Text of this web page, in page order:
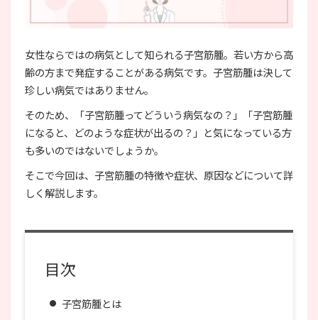
女性ならではの病気として知られる子宮筋腫。若い方から高
齢の方まで発症することがある病気です。子宮筋腫は決して
珍しい病気ではありません。
そのため、「子宮筋腫ってどういう病気なの？」「子宮筋腫
になると、どのような症状が出るの？」と気になっている方
も多いのではないでしょうか。
そこで今回は、子宮筋腫の特徴や症状、原因などについて詳
しく解説します。
目次
子宮筋腫とは